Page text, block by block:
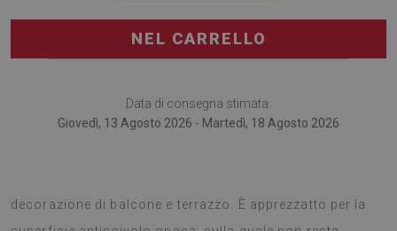
NEL CARRELLO
Data di consegna stimata:
Giovedì, 13 Agosto 2026 - Martedì, 18 Agosto 2026
decorazione di balcone e terrazzo. È apprezzatto per la